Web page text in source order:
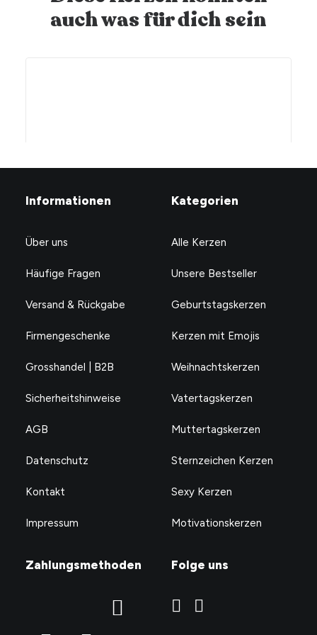
auch was für dich sein
I hate everybody but you
Informationen
Über uns
Häufige Fragen
Versand & Rückgabe
Firmengeschenke
Grosshandel | B2B
Sicherheitshinweise
AGB
Datenschutz
Kontakt
Impressum
Kategorien
Alle Kerzen
Unsere Bestseller
Geburtstagskerzen
Kerzen mit Emojis
Weihnachtskerzen
Vatertagskerzen
Muttertagskerzen
Sternzeichen Kerzen
Sexy Kerzen
Motivationskerzen
Zahlungsmethoden Folge uns